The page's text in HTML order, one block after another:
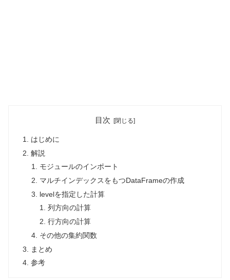
目次
はじめに
解説
モジュールのインポート
マルチインデックスをもつDataFrameの作成
levelを指定した計算
列方向の計算
行方向の計算
その他の集約関数
まとめ
参考